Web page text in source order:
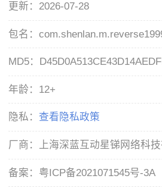
更新： 2026-07-28
包名：
MD5：
年龄： 12+
隐私： 查看隐私政策
厂商： 上海深蓝互动星锑网络科
备案： 粤ICP备2021071545号-3A